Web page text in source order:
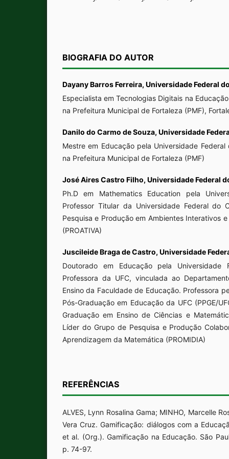
BIOGRAFIA DO AUTOR
Dayany Barros Ferreira, Universidade Federal
Especialista em Tecnologias Digitais na
na Prefeitura Municipal de Fortaleza (PMF),
Danilo do Carmo de Souza, Universidade
Mestre em Educação pela Universidade Federal
na Prefeitura Municipal de Fortaleza (PMF)
José Aires Castro Filho, Universidade Federal
Ph.D em Mathematics Education pela
Professor Titular da Universidade Federal do
Pesquisa e Produção em Ambientes Interativos
(PROATIVA)
Juscileide Braga de Castro, Universidade
Doutorado em Educação pela Universidade
Professora da UFC, vinculada ao
Ensino da Faculdade de Educação. Professora
Pós-Graduação em Educação da UFC (PPGE/
Graduação em Ensino de Ciências e
Líder do Grupo de Pesquisa e Produção
Aprendizagem da Matemática (PROMIDIA)
REFERÊNCIAS
ALVES, Lynn Rosalina Gama; MINHO, Marcelle
Vera Cruz. Gamificação: diálogos com a
et al. (Org.). Gamificação na Educação. São
p. 74-97.